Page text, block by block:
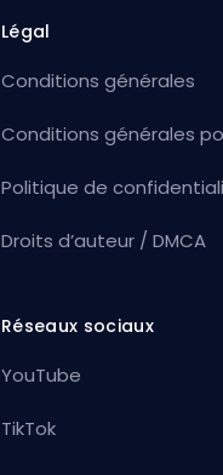
Légal
Conditions générales
Conditions générales
Politique de
Droits d’auteur / DMCA
Réseaux sociaux
YouTube
TikTok